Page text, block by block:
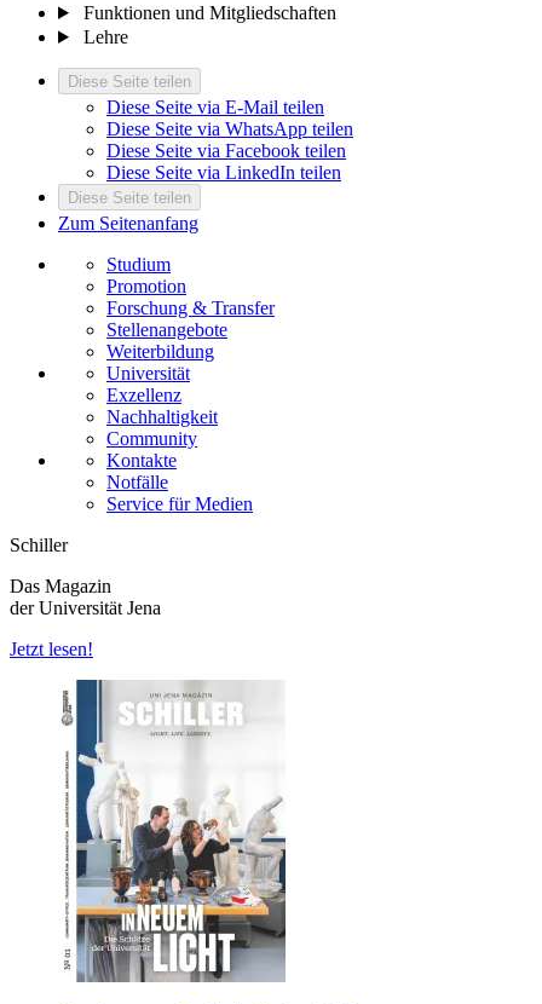
Funktionen und Mitgliedschaften
Lehre
Diese Seite teilen
Diese Seite via E-Mail teilen
Diese Seite via WhatsApp teilen
Diese Seite via Facebook teilen
Diese Seite via LinkedIn teilen
Diese Seite teilen
Zum Seitenanfang
Studium
Promotion
Forschung & Transfer
Stellenangebote
Weiterbildung
Universität
Exzellenz
Nachhaltigkeit
Community
Kontakte
Notfälle
Service für Medien
Schiller
Das Magazin
der Universität Jena
Jetzt lesen!